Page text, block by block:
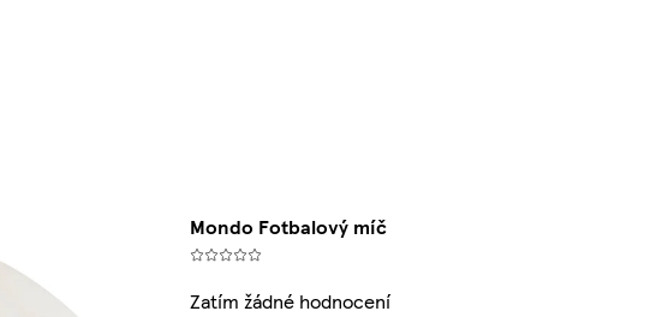
Mondo Fotbalový míč
Zatím žádné hodnocení